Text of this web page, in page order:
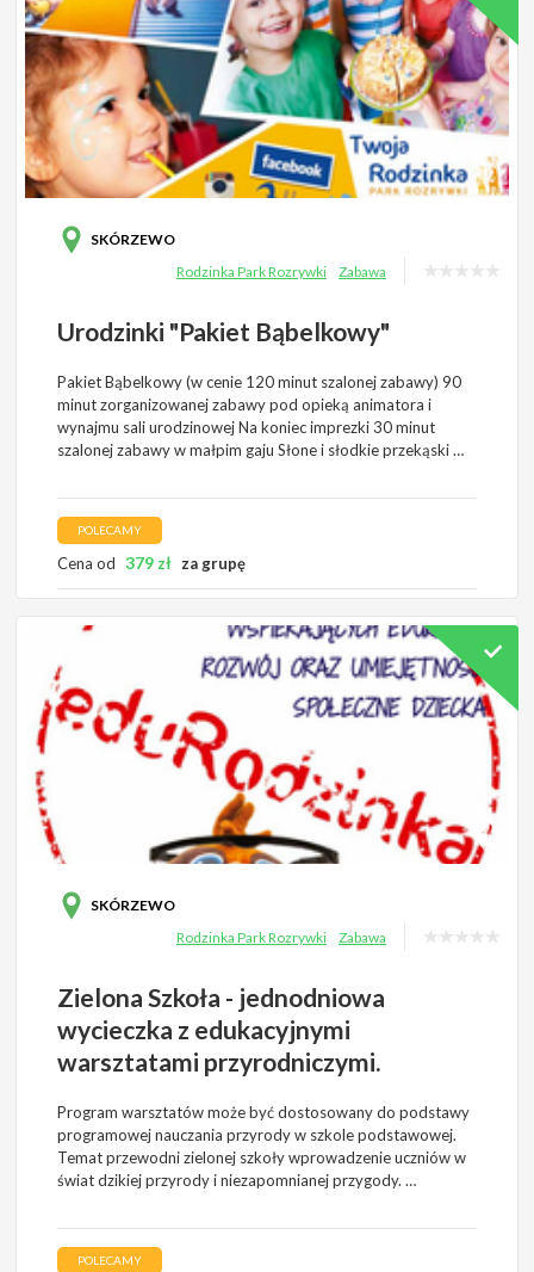
SKÓRZEWO
Rodzinka Park Rozrywki
Zabawa
Urodzinki "Pakiet Bąbelkowy"
Pakiet Bąbelkowy (w cenie 120 minut szalonej zabawy) 90
minut zorganizowanej zabawy pod opieką animatora i
wynajmu sali urodzinowej Na koniec imprezki 30 minut
szalonej zabawy w małpim gaju Słone i słodkie przekąski …
POLECAMY
Cena od 379 zł za grupę
SKÓRZEWO
Rodzinka Park Rozrywki
Zabawa
Zielona Szkoła - jednodniowa
wycieczka z edukacyjnymi
warsztatami przyrodniczymi.
Program warsztatów może być dostosowany do podstawy
programowej nauczania przyrody w szkole podstawowej.
Temat przewodni zielonej szkoły wprowadzenie uczniów w
świat dzikiej przyrody i niezapomnianej przygody. …
POLECAMY